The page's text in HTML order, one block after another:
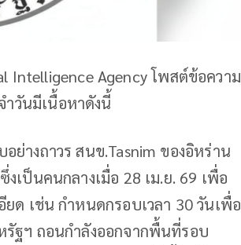
Intelligence Agency โพสต์ข้อความ
วันมีเนื้อหาดังนี้
ย่างถาวร สนข.Tasnim ของอิหร่าน
เป็นคนกลางเมื่อ 28 เม.ย. 69 เพื่อ
ด เช่น กำหนดกรอบเวลา 30 วันเพื่อ
รัฐฯ ถอนกำลังออกจากพื้นที่รอบ